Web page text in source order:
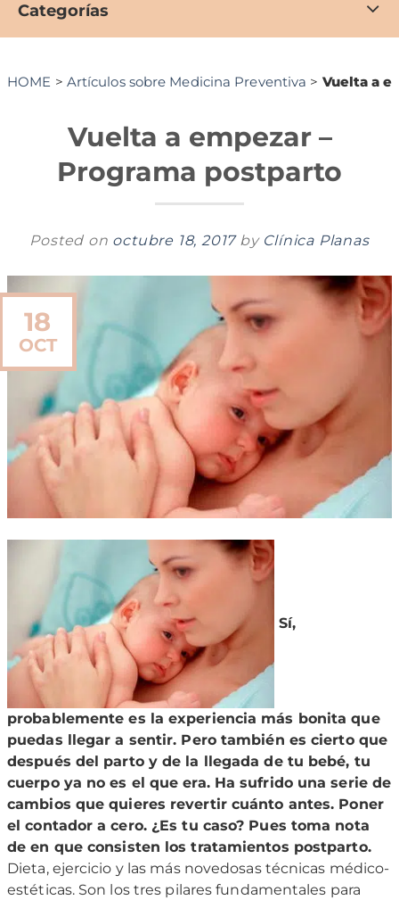
Categorías
HOME > Artículos sobre Medicina Preventiva > Vuelta a
Vuelta a empezar –
Programa postparto
Posted on octubre 18, 2017 by Clínica Planas
18
OCT
Sí,
probablemente es la experiencia más bonita que
puedas llegar a sentir. Pero también es cierto que
después del parto y de la llegada de tu bebé, tu
cuerpo ya no es el que era. Ha sufrido una serie de
cambios que quieres revertir cuánto antes. Poner
el contador a cero. ¿Es tu caso? Pues toma nota
de en que consisten los tratamientos postparto.
Dieta, ejercicio y las más novedosas técnicas médico-
estéticas. Son los tres pilares fundamentales para